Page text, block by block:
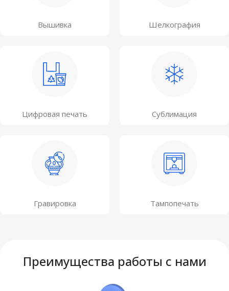
Вышивка Шелкография
Цифровая печать Сублимация
Гравировка Тампопечать
Преимущества работы с нами